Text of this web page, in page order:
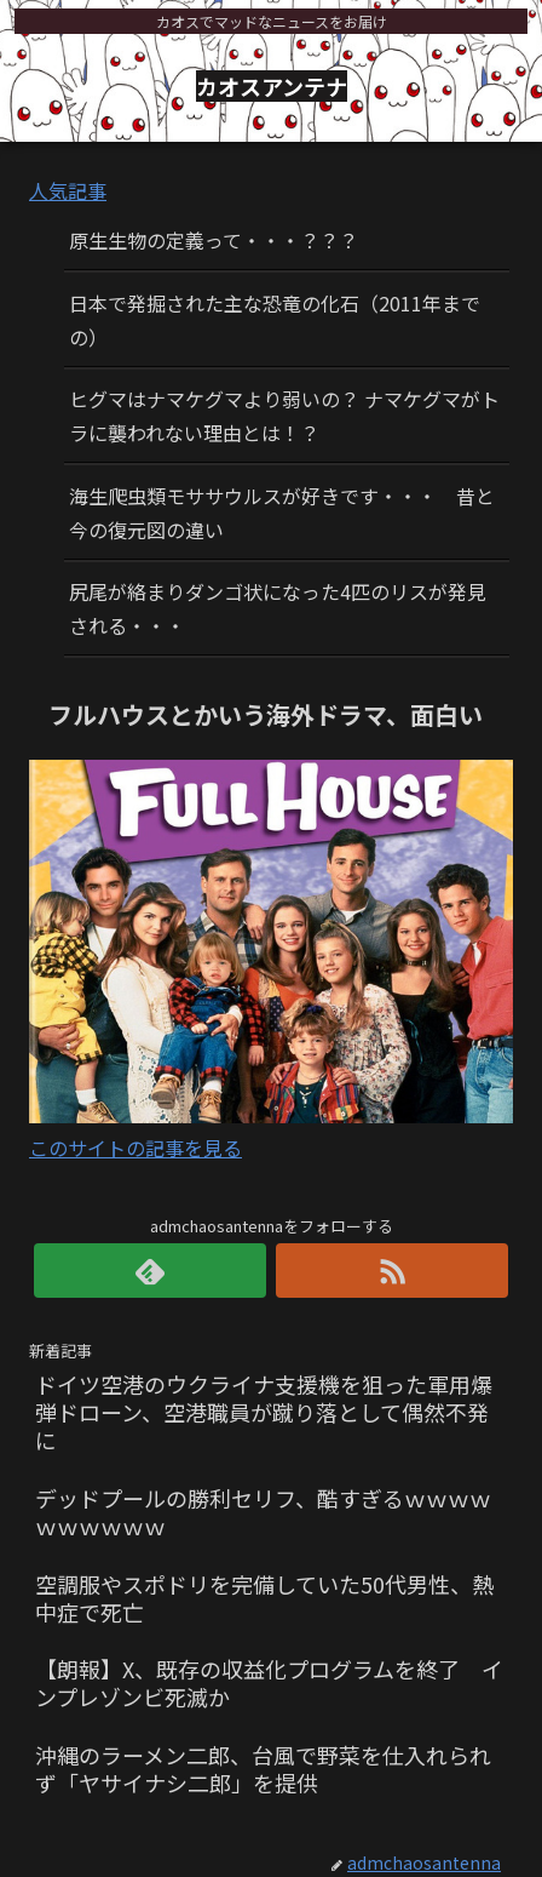
カオスでマッドなニュースをお届け
カオスアンテナ
人気記事
原生生物の定義って・・・？？？
日本で発掘された主な恐竜の化石（2011年まで
の）
ヒグマはナマケグマより弱いの？ ナマケグマがト
ラに襲われない理由とは！？
海生爬虫類モササウルスが好きです・・・ 昔と
今の復元図の違い
尻尾が絡まりダンゴ状になった4匹のリスが発見
される・・・
フルハウスとかいう海外ドラマ、面白い
このサイトの記事を見る
admchaosantennaをフォローする
新着記事
ドイツ空港のウクライナ支援機を狙った軍用爆
弾ドローン、空港職員が蹴り落として偶然不発
に
デッドプールの勝利セリフ、酷すぎるｗｗｗｗ
ｗｗｗｗｗｗ
空調服やスポドリを完備していた50代男性、熱
中症で死亡
【朗報】X、既存の収益化プログラムを終了 イ
ンプレゾンビ死滅か
沖縄のラーメン二郎、台風で野菜を仕入れられ
ず「ヤサイナシ二郎」を提供
admchaosantenna